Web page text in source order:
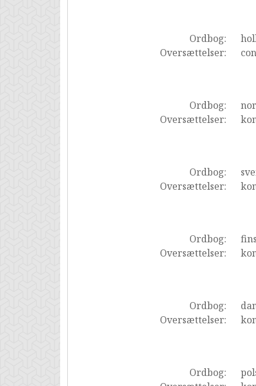
Ordbog:
Oversættelser:
Ordbog:
Oversættelser:
Ordbog:
Oversættelser:
Ordbog:
Oversættelser:
Ordbog:
Oversættelser:
Ordbog: